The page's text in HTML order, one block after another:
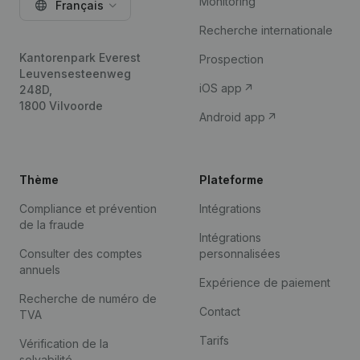
Français
Kantorenpark Everest
Leuvensesteenweg
248D,
1800 Vilvoorde
Recherche internationale
Prospection
iOS app
Android app
Thème
Compliance et prévention
de la fraude
Consulter des comptes
annuels
Recherche de numéro de
TVA
Vérification de la
Plateforme
Intégrations
Intégrations
personnalisées
Expérience de paiement
Contact
Tarifs